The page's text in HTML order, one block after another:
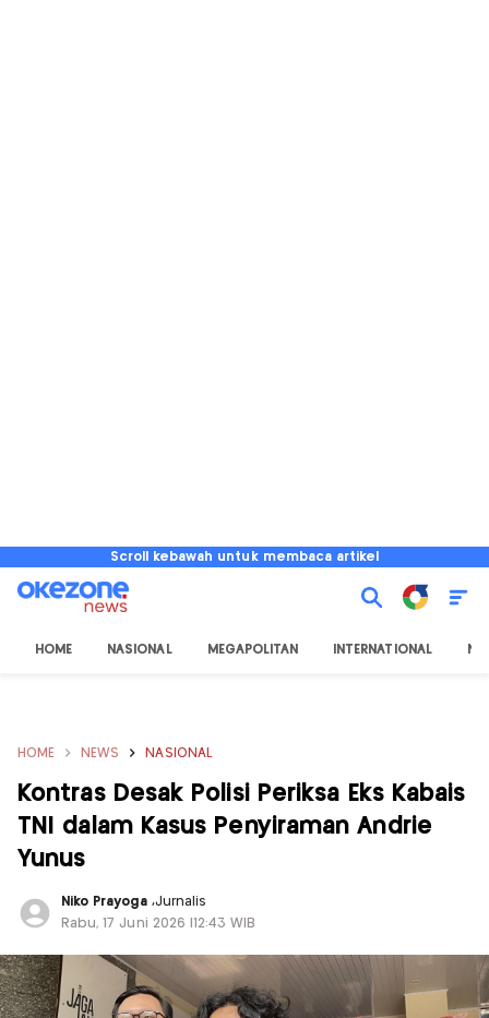
Scroll kebawah untuk membaca artikel
HOME NASIONAL MEGAPOLITAN INTERNATIONAL
HOME NEWS NASIONAL
Kontras Desak Polisi Periksa Eks Kabais
TNI dalam Kasus Penyiraman Andrie
Yunus
Niko Prayoga ,Jurnalis
Rabu, 17 Juni 2026 |12:43 WIB